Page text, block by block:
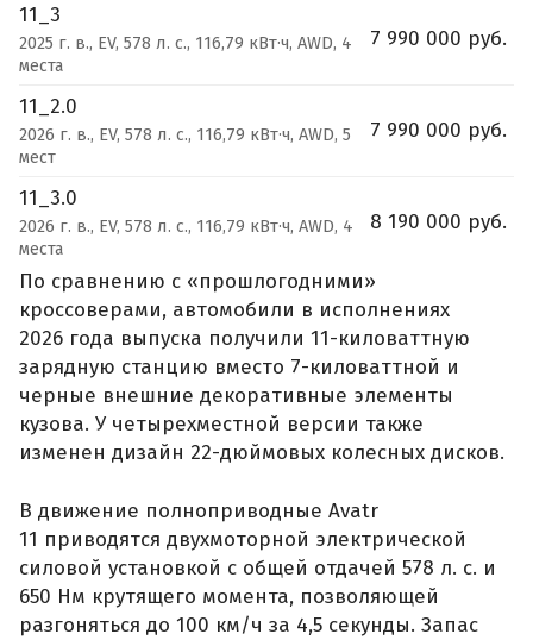
11_3
2025 г. в., EV, 578 л. с., 116,79 кВт·ч, AWD, 4
места
7 990 000 руб.
11_2.0
2026 г. в., EV, 578 л. с., 116,79 кВт·ч, AWD, 5
мест
7 990 000 руб.
11_3.0
2026 г. в., EV, 578 л. с., 116,79 кВт·ч, AWD, 4
места
8 190 000 руб.
По сравнению с «прошлогодними»
кроссоверами, автомобили в исполнениях
2026 года выпуска получили 11-киловаттную
зарядную станцию вместо 7-киловаттной и
черные внешние декоративные элементы
кузова. У четырехместной версии также
изменен дизайн 22-дюймовых колесных дисков.
В движение полноприводные Avatr
11 приводятся двухмоторной электрической
силовой установкой с общей отдачей 578 л. с. и
650 Нм крутящего момента, позволяющей
разгоняться до 100 км/ч за 4,5 секунды. Запас